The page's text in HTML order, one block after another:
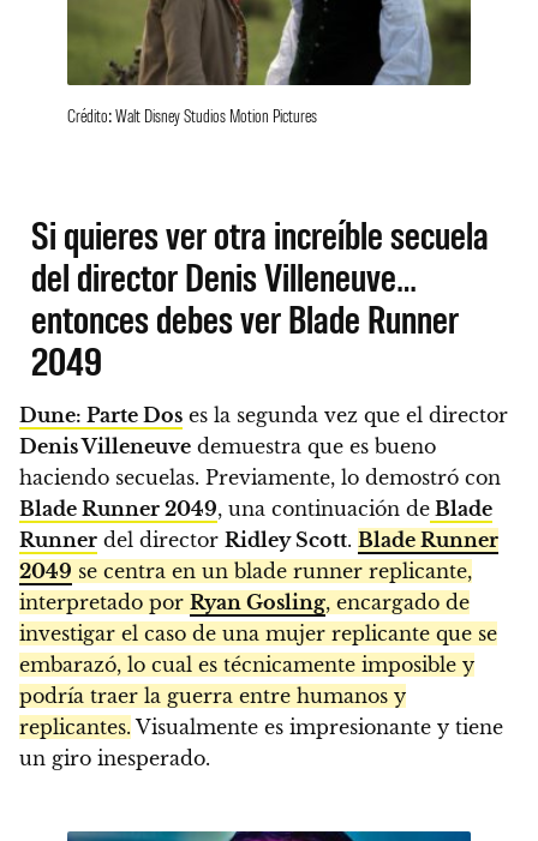
Crédito: Walt Disney Studios Motion Pictures
Si quieres ver otra increíble secuela
del director Denis Villeneuve…
entonces debes ver Blade Runner
2049
Dune: Parte Dos es la segunda vez que el director
Denis Villeneuve demuestra que es bueno
haciendo secuelas. Previamente, lo demostró con
Blade Runner 2049, una continuación de Blade
Runner del director Ridley Scott. Blade Runner
2049 se centra en un blade runner replicante,
interpretado por Ryan Gosling, encargado de
investigar el caso de una mujer replicante que se
embarazó, lo cual es técnicamente imposible y
podría traer la guerra entre humanos y
replicantes. Visualmente es impresionante y tiene
un giro inesperado.